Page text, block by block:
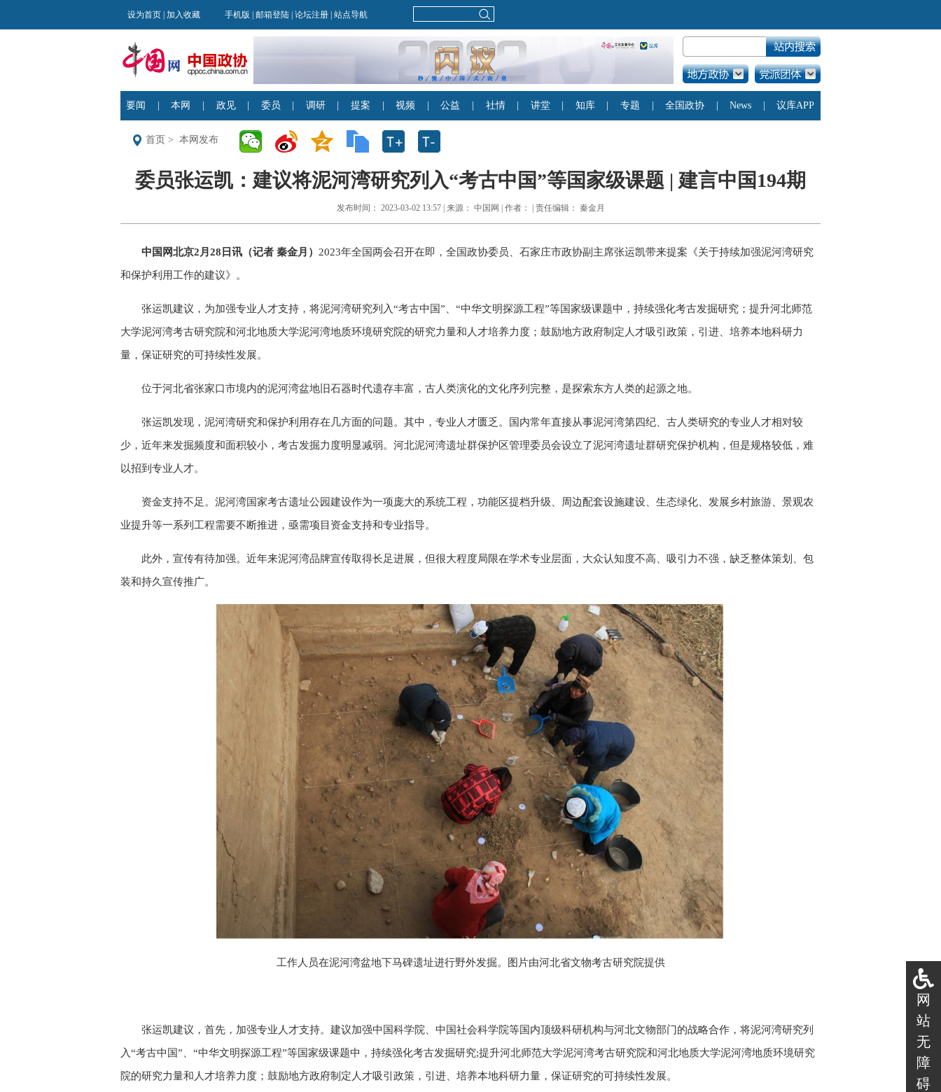
首页 > 本网发布
委员张运凯：建议将泥河湾研究列入“考古中国”等国家级课题 | 建言中国194期
发布时间： 2023-03-02 13:57 | 来源： 中国网 | 作者： | 责任编辑： 秦金月
中国网北京2月28日讯（记者 秦金月） 2023年全国两会召开在即，全国政协委员、石家庄市政协副主席张运凯带来提案《关于持续加强泥河湾研究
和保护利用工作的建议》。
张运凯建议，为加强专业人才支持，将泥河湾研究列入“考古中国”、“中华文明探源工程”等国家级课题中，持续强化考古发掘研究；提升河北师范
大学泥河湾考古研究院和河北地质大学泥河湾地质环境研究院的研究力量和人才培养力度；鼓励地方政府制定人才吸引政策，引进、培养本地科研力
量，保证研究的可持续性发展。
位于河北省张家口市境内的泥河湾盆地旧石器时代遗存丰富，古人类演化的文化序列完整，是探索东方人类的起源之地。
张运凯发现，泥河湾研究和保护利用存在几方面的问题。其中，专业人才匮乏。国内常年直接从事泥河湾第四纪、古人类研究的专业人才相对较
少，近年来发掘频度和面积较小，考古发掘力度明显减弱。河北泥河湾遗址群保护区管理委员会设立了泥河湾遗址群研究保护机构，但是规格较低，难
以招到专业人才。
资金支持不足。泥河湾国家考古遗址公园建设作为一项庞大的系统工程，功能区提档升级、周边配套设施建设、生态绿化、发展乡村旅游、景观农
业提升等一系列工程需要不断推进，亟需项目资金支持和专业指导。
此外，宣传有待加强。近年来泥河湾品牌宣传取得长足进展，但很大程度局限在学术专业层面，大众认知度不高、吸引力不强，缺乏整体策划、包
装和持久宣传推广。
工作人员在泥河湾盆地下马碑遗址进行野外发掘。图片由河北省文物考古研究院提供
张运凯建议，首先，加强专业人才支持。建议加强中国科学院、中国社会科学院等国内顶级科研机构与河北文物部门的战略合作，将泥河湾研究列
入“考古中国”、“中华文明探源工程”等国家级课题中，持续强化考古发掘研究;提升河北师范大学泥河湾考古研究院和河北地质大学泥河湾地质环境研究
院的研究力量和人才培养力度；鼓励地方政府制定人才吸引政策，引进、培养本地科研力量，保证研究的可持续性发展。
网
站
无
障
碍